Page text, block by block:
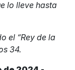
lo lleve hasta
el “Rey de la
34.